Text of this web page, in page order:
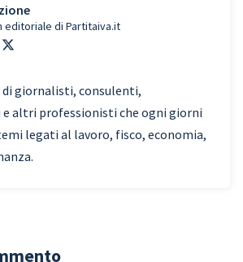
editoriale di Partitaiva.it
di giornalisti, consulenti,
altri professionisti che ogni giorni
legati al lavoro, fisco, economia,